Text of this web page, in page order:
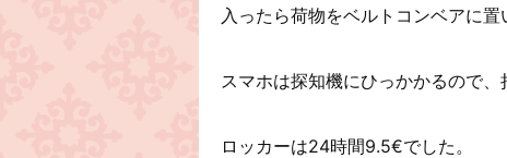
入ったら荷物をベルトコンベアに置
スマホは探知機にひっかかるので、
ロッカーは24時間9.5€でした。